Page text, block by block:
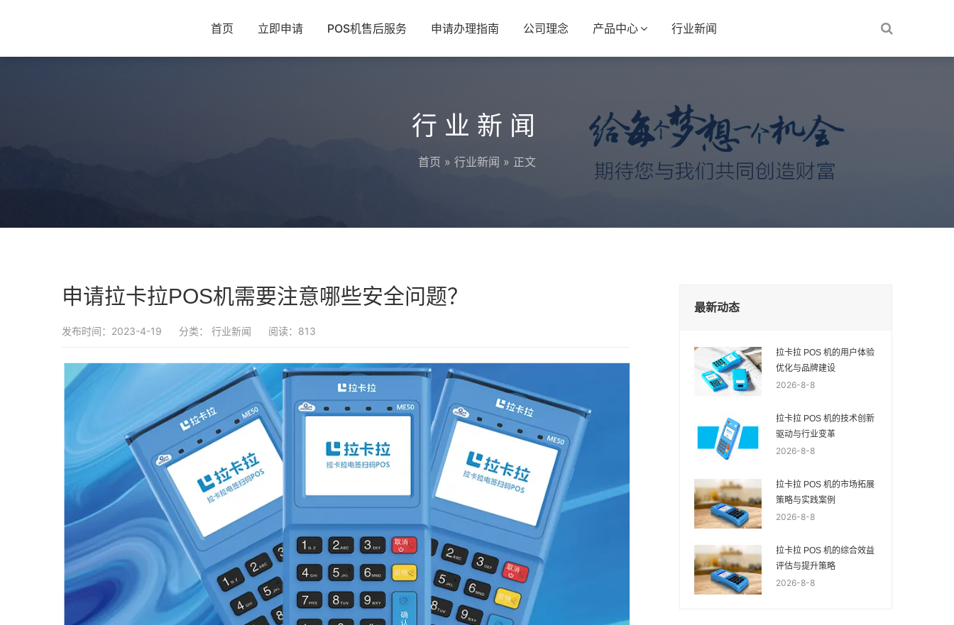
首页 立即申请 POS机售后服务 申请办理指南 公司理念 产品中心 行业新闻
行业新闻
首页 » 行业新闻 » 正文
申请拉卡拉POS机需要注意哪些安全问题？
发布时间：2023-4-19 分类： 行业新闻 阅读：813
最新动态
拉卡拉 POS 机的用户体验
优化与品牌建设
2026-8-8
拉卡拉 POS 机的技术创新
驱动与行业变革
2026-8-8
拉卡拉 POS 机的市场拓展
策略与实践案例
2026-8-8
拉卡拉 POS 机的综合效益
评估与提升策略
2026-8-8